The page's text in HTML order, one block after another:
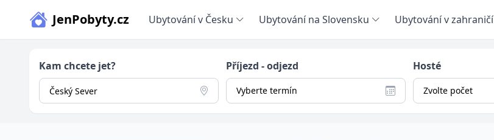
JenPobyty.cz Ubytování v Česku Ubytování na Slovensku Ubytování v zahraničí
Kam chcete jet? Příjezd - odjezd
Vyberte termín
Hosté
Zvolte počet